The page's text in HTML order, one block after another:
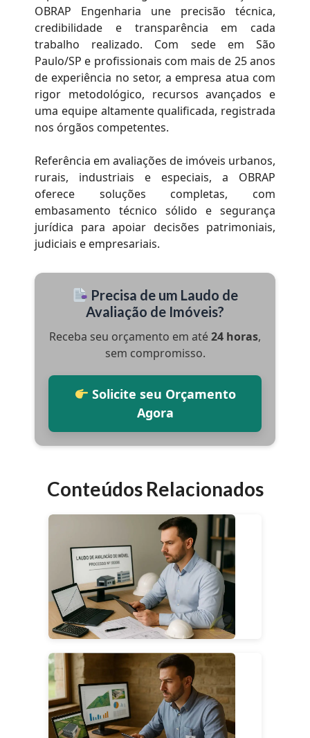
OBRAP Engenharia une precisão técnica,
credibilidade e transparência em cada
trabalho realizado. Com sede em São
Paulo/SP e profissionais com mais de 25 anos
de experiência no setor, a empresa atua com
rigor metodológico, recursos avançados e
uma equipe altamente qualificada, registrada
nos órgãos competentes.
Referência em avaliações de imóveis urbanos,
rurais, industriais e especiais, a OBRAP
oferece soluções completas, com
embasamento técnico sólido e segurança
jurídica para apoiar decisões patrimoniais,
judiciais e empresariais.
Precisa de um Laudo de
Avaliação de Imóveis?
Receba seu orçamento em até24 horas,
sem compromisso.
Solicite seu Orçamento
Agora
Conteúdos Relacionados